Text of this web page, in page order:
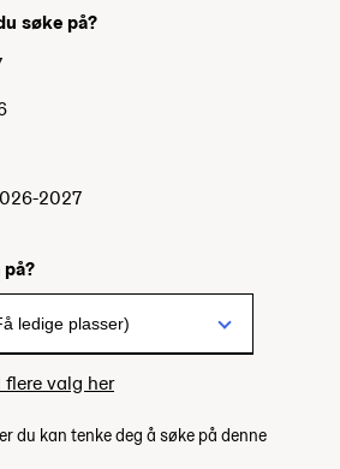
søke på?
2027
valg her
du kan tenke deg å søke på denne